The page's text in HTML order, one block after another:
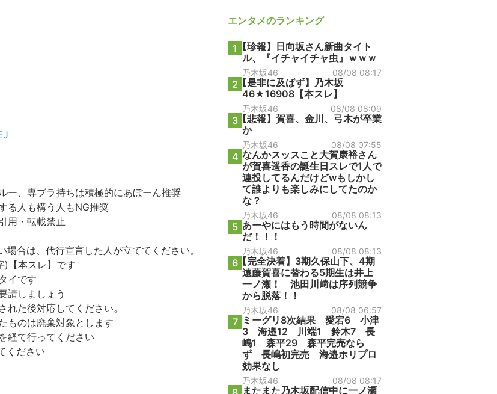
ー、専ブラ持ちは積極的にあぼーん推奨
る人も構う人もNG推奨
用・転載禁止
場合は、代行宣言した人が立ててください。
【本スレ】です
イです
請しましょう
た後対応してください。
ものは廃棄対象とします
経て行ってください
ください
エンタメのランキング
1 【珍報】日向坂さん新曲タイト
ル、『イチャイチャ虫』ｗｗｗ
乃木坂46 08/08 08:17
2 【是非に及ばず】乃木坂
46★16908【本スレ】
乃木坂46 08/08 08:09
3【悲報】賀喜、金川、弓木が卒業
か
乃木坂46 08/08 07:55
4 なんかスッスこと大賀康裕さん
が賀喜遥香の誕生日スレで1人で
連投してるんだけどwもしかし
て誰よりも楽しみにしてたのか
な？
乃木坂46 08/08 08:13
5 あーやにはもう時間がないん
だ！！！
乃木坂46 08/08 08:13
6【完全決着】3期久保山下、4期
遠藤賀喜に替わる5期生は井上
一ノ瀬！ 池田川﨑は序列競争
から脱落！！
乃木坂46 08/08 06:57
7 ミーグリ8次結果 愛宕6 小津
3 海邉12 川端1 鈴木7 長
嶋1 森平29 森平完売なら
ず 長嶋初完売 海邉ホリプロ
効果なし
乃木坂46 08/08 08:17
またまた乃木坂配信中に一ノ瀬